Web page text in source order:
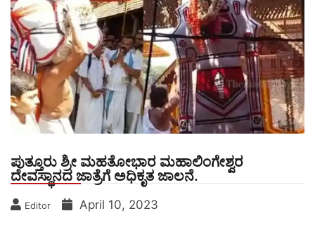
ಪುತ್ತೂರು ಶ್ರೀ ಮಹತೋಭಾರ ಮಹಾಲಿಂಗೇಶ್ವರ
ದೇವಸ್ಥಾನದ ಜಾತ್ರೆಗೆ ಅಧಿಕೃತ ಜಾಲನೆ.
Editor April 10, 2023